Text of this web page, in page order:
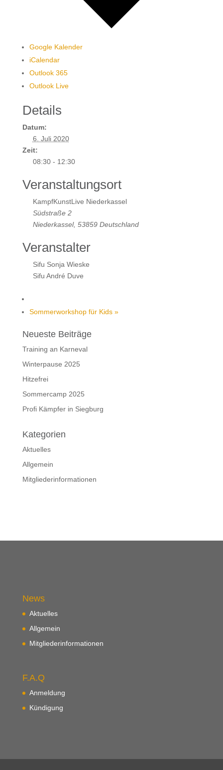
Google Kalender
iCalendar
Outlook 365
Outlook Live
Details
Datum:
6. Juli 2020
Zeit:
08:30 - 12:30
Veranstaltungsort
KampfKunstLive Niederkassel
Südstraße 2
Niederkassel, 53859 Deutschland
Veranstalter
Sifu Sonja Wieske
Sifu André Duve
Sommerworkshop für Kids »
Neueste Beiträge
Training an Karneval
Winterpause 2025
Hitzefrei
Sommercamp 2025
Profi Kämpfer in Siegburg
Kategorien
Aktuelles
Allgemein
Mitgliederinformationen
News
Aktuelles
Allgemein
Mitgliederinformationen
F.A.Q
Anmeldung
Kündigung